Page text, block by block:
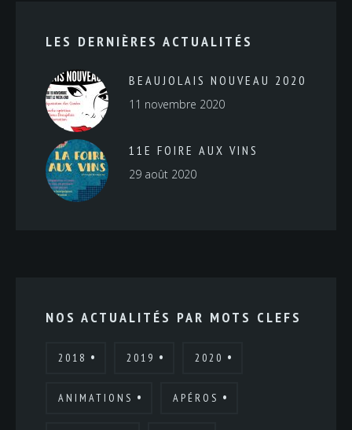
LES DERNIÈRES ACTUALITÉS
BEAUJOLAIS NOUVEAU 2020
11 novembre 2020
11E FOIRE AUX VINS
29 août 2020
NOS ACTUALITÉS PAR MOTS CLEFS
2018 2019 2020
ANIMATIONS APÉROS